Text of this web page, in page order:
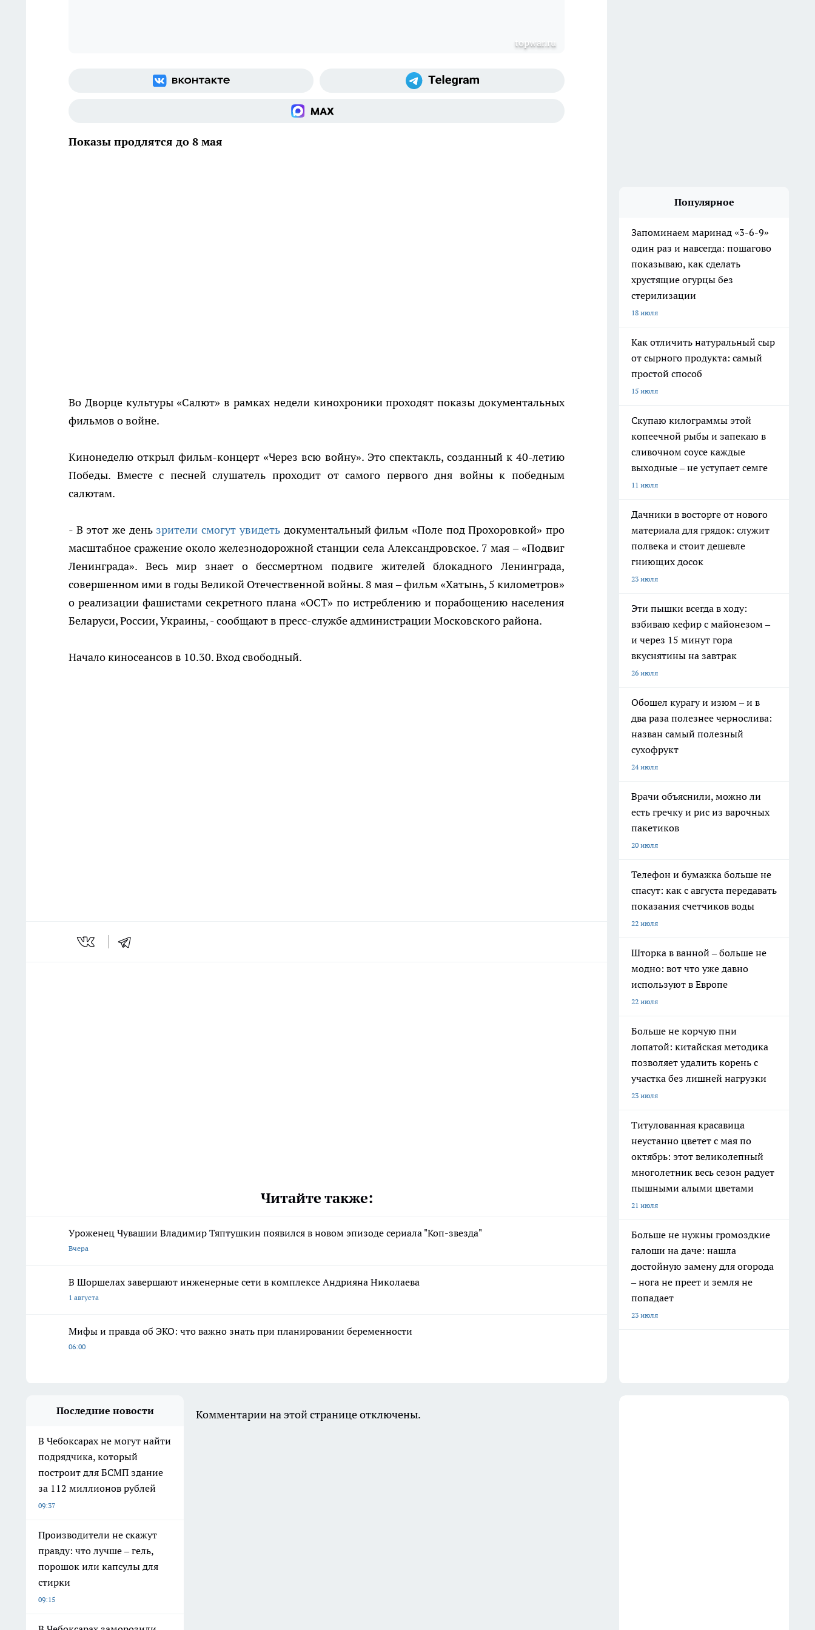
topwar.ru
Показы продлятся до 8 мая
Во Дворце культуры «Салют» в рамках недели кинохроники проходят показы документальных
фильмов о войне.
Кинонеделю открыл фильм-концерт «Через всю войну». Это спектакль, созданный к 40-летию
Победы. Вместе с песней слушатель проходит от самого первого дня войны к победным
салютам.
- В этот же день зрители смогут увидетьдокументальный фильм «Поле под Прохоровкой» про
масштабное сражение около железнодорожной станции села Александровское. 7 мая – «Подвиг
Ленинграда». Весь мир знает о бессмертном подвиге жителей блокадного Ленинграда,
совершенном ими в годы Великой Отечественной войны. 8 мая – фильм «Хатынь, 5 километров»
о реализации фашистами секретного плана «ОСТ» по истреблению и порабощению населения
Беларуси, России, Украины, - сообщают в пресс-службе администрации Московского района.
Начало киносеансов в 10.30. Вход свободный.
Читайте также:
Уроженец Чувашии Владимир Тяптушкин появился в новом эпизоде сериала "Коп-звезда"
Вчера
В Шоршелах завершают инженерные сети в комплексе Андрияна Николаева
1 августа
Мифы и правда об ЭКО: что важно знать при планировании беременности
06:00
Популярное
Запоминаем маринад «3-6-9»
один раз и навсегда: пошагово
показываю, как сделать
хрустящие огурцы без
стерилизации
18 июля
Как отличить натуральный сыр
от сырного продукта: самый
простой способ
15 июля
Скупаю килограммы этой
копеечной рыбы и запекаю в
сливочном соусе каждые
выходные – не уступает семге
11 июля
Дачники в восторге от нового
материала для грядок: служит
полвека и стоит дешевле
гниющих досок
23 июля
Эти пышки всегда в ходу:
взбиваю кефир с майонезом –
и через 15 минут гора
вкуснятины на завтрак
26 июля
Обошел курагу и изюм – и в
два раза полезнее чернослива:
назван самый полезный
сухофрукт
24 июля
Врачи объяснили, можно ли
есть гречку и рис из варочных
пакетиков
20 июля
Телефон и бумажка больше не
спасут: как с августа передавать
показания счетчиков воды
22 июля
Шторка в ванной – больше не
модно: вот что уже давно
используют в Европе
22 июля
Больше не корчую пни
лопатой: китайская методика
позволяет удалить корень с
участка без лишней нагрузки
23 июля
Титулованная красавица
неустанно цветет с мая по
октябрь: этот великолепный
многолетник весь сезон радует
пышными алыми цветами
21 июля
Больше не нужны громоздкие
галоши на даче: нашла
достойную замену для огорода
– нога не преет и земля не
попадает
23 июля
Последние новости
В Чебоксарах не могут найти
подрядчика, который
построит для БСМП здание
за 112 миллионов рублей
09:37
Производители не скажут
правду: что лучше – гель,
порошок или капсулы для
стирки
09:15
Комментарии на этой странице отключены.